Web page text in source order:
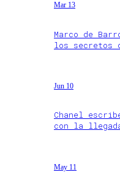
Mar 13
Marco de
los secretos
Jun 10
Chanel
con la
May 11